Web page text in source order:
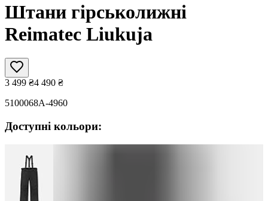
Штани гірськолижні
Reimatec Liukuja
3 499 ₴4 490 ₴
5100068A-4960
Доступні кольори: